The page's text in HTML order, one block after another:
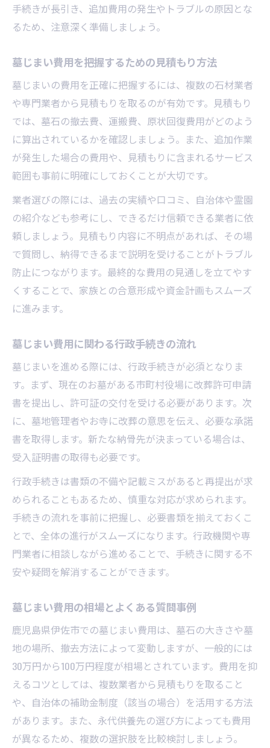
手続きが長引き、追加費用の発生やトラブルの原因とな
るため、注意深く準備しましょう。
墓じまい費用を把握するための見積もり方法
墓じまいの費用を正確に把握するには、複数の石材業者
や専門業者から見積もりを取るのが有効です。見積もり
では、墓石の撤去費、運搬費、原状回復費用がどのよう
に算出されているかを確認しましょう。また、追加作業
が発生した場合の費用や、見積もりに含まれるサービス
範囲も事前に明確にしておくことが大切です。
業者選びの際には、過去の実績や口コミ、自治体や霊園
の紹介なども参考にし、できるだけ信頼できる業者に依
頼しましょう。見積もり内容に不明点があれば、その場
で質問し、納得できるまで説明を受けることがトラブル
防止につながります。最終的な費用の見通しを立てやす
くすることで、家族との合意形成や資金計画もスムーズ
に進みます。
墓じまい費用に関わる行政手続きの流れ
墓じまいを進める際には、行政手続きが必須となりま
す。まず、現在のお墓がある市町村役場に改葬許可申請
書を提出し、許可証の交付を受ける必要があります。次
に、墓地管理者やお寺に改葬の意思を伝え、必要な承諾
書を取得します。新たな納骨先が決まっている場合は、
受入証明書の取得も必要です。
行政手続きは書類の不備や記載ミスがあると再提出が求
められることもあるため、慎重な対応が求められます。
手続きの流れを事前に把握し、必要書類を揃えておくこ
とで、全体の進行がスムーズになります。行政機関や専
門業者に相談しながら進めることで、手続きに関する不
安や疑問を解消することができます。
墓じまい費用の相場とよくある質問事例
鹿児島県伊佐市での墓じまい費用は、墓石の大きさや墓
地の場所、撤去方法によって変動しますが、一般的には
30万円から100万円程度が相場とされています。費用を抑
えるコツとしては、複数業者から見積もりを取ること
や、自治体の補助金制度（該当の場合）を活用する方法
があります。また、永代供養先の選び方によっても費用
が異なるため、複数の選択肢を比較検討しましょう。